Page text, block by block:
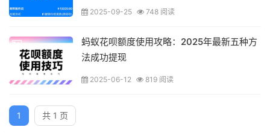
2025-09-25 748 阅读
蚂蚁花呗额度使用攻略：2025年最新五种方
法成功提现
2025-06-12 819 阅读
1 共 1 页